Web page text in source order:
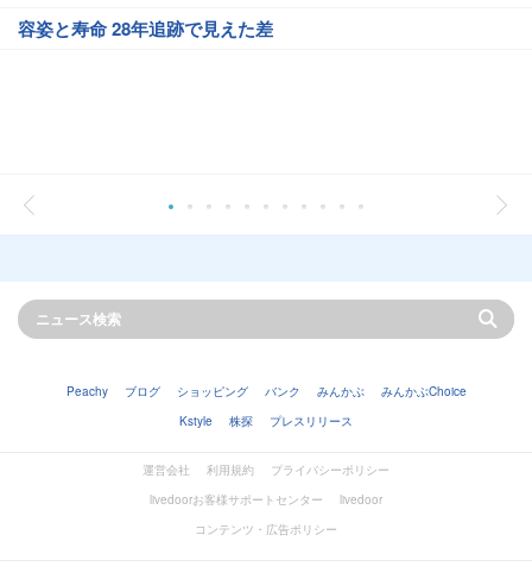
容姿と寿命 28年追跡で見えた差
Peachy ブログ ショッピング バンク みんかぶ
みんかぶChoice
Kstyle
株探 プレスリリース
運営会社 利用規約
プライバシーポリシー
livedoorお客様サポートセンター
livedoor
コンテンツ・広告ポリシー